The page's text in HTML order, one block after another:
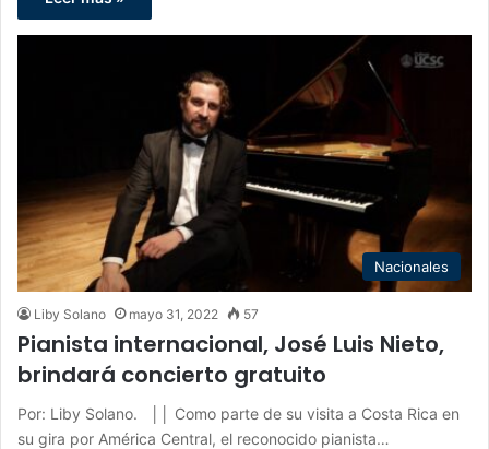
Nacionales
Liby Solano mayo 31, 2022 57
Pianista internacional, José Luis Nieto,
brindará concierto gratuito
Por: Liby Solano. ││ Como parte de su visita a Costa Rica en
su gira por América Central, el reconocido pianista…